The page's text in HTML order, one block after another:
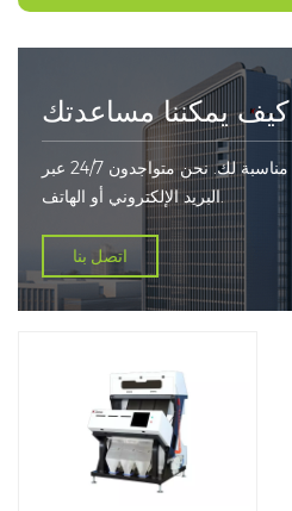
كيف يمكننا مساعدتك
يمكنك الاتصال بنا بأي طريقة مناسبة لك. نحن متواجدون 24/7 عبر
البريد الإلكتروني أو الهاتف.
اتصل بنا